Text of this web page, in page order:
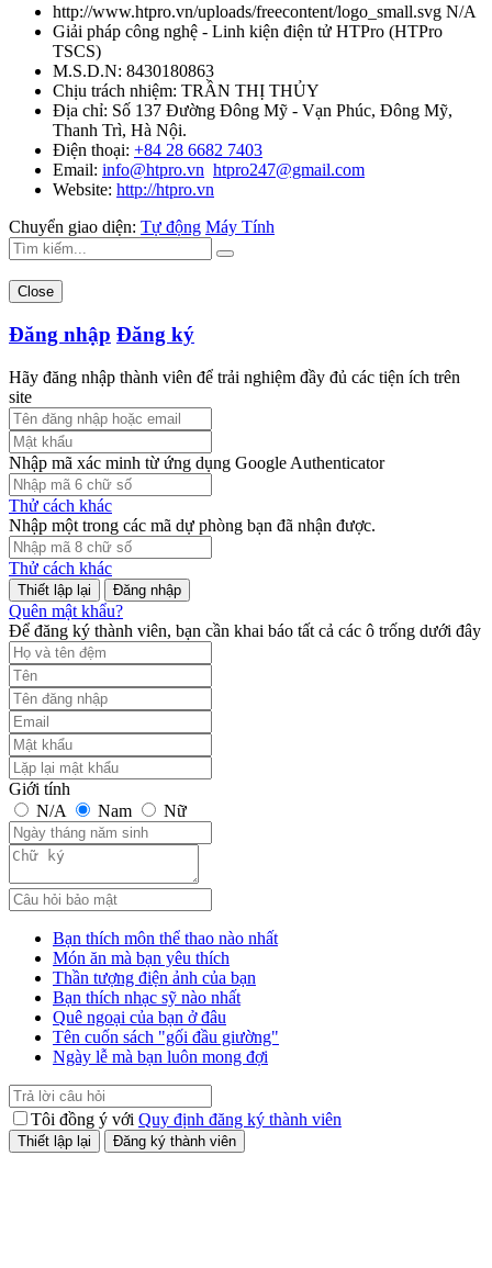
http://www.htpro.vn/uploads/freecontent/logo_small.svg N/A
Giải pháp công nghệ - Linh kiện điện tử HTPro (HTPro
TSCS)
M.S.D.N: 8430180863
Chịu trách nhiệm: TRẦN THỊ THỦY
Địa chỉ: Số 137 Đường Đông Mỹ - Vạn Phúc, Đông Mỹ,
Thanh Trì, Hà Nội.
Điện thoại: +84 28 6682 7403
Email: info@htpro.vn htpro247@gmail.com
Website: http://htpro.vn
Chuyển giao diện: Tự động Máy Tính
Close
Đăng nhập Đăng ký
Hãy đăng nhập thành viên để trải nghiệm đầy đủ các tiện ích trên
site
Nhập mã xác minh từ ứng dụng Google Authenticator
Thử cách khác
Nhập một trong các mã dự phòng bạn đã nhận được.
Thử cách khác
Đăng nhập
Quên mật khẩu?
Để đăng ký thành viên, bạn cần khai báo tất cả các ô trống dưới đây
Giới tính
N/A
Nam Nữ
Bạn thích môn thể thao nào nhất
Món ăn mà bạn yêu thích
Thần tượng điện ảnh của bạn
Bạn thích nhạc sỹ nào nhất
Quê ngoại của bạn ở đâu
Tên cuốn sách "gối đầu giường"
Ngày lễ mà bạn luôn mong đợi
Tôi đồng ý với Quy định đăng ký thành viên